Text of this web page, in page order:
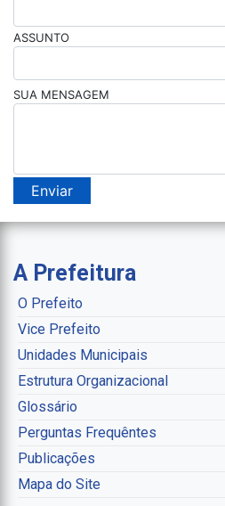
ASSUNTO
SUA MENSAGEM
A Prefeitura
O Prefeito
Vice Prefeito
Unidades Municipais
Estrutura Organizacional
Glossário
Perguntas Frequêntes
Publicações
Mapa do Site